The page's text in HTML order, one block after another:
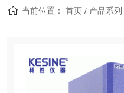
当前位置：首页 / 产品系列